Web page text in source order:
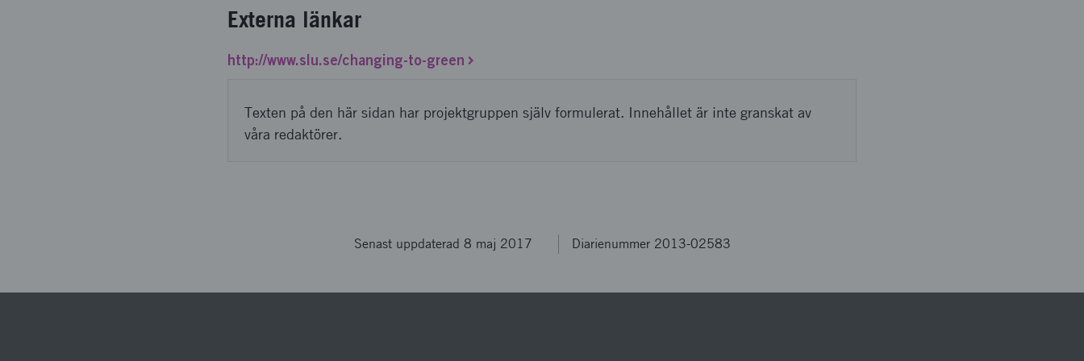
Externa länkar
http://www.slu.se/changing-to-green
Texten på den här sidan har projektgruppen själv formulerat. Innehållet är inte granskat av
våra redaktörer.
Senast uppdaterad 8 maj 2017 Diarienummer 2013-02583